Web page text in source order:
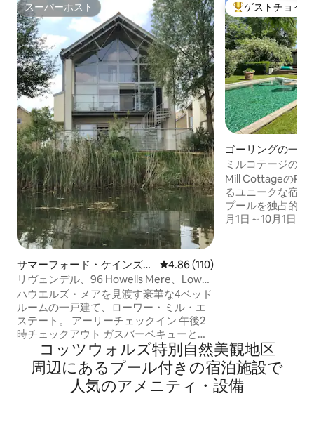
スーパーホスト
スーパーホスト
サマーフォード・ケインズの
一軒家
レビュー110件、5つ星中4.86つ
4.86 (110)
リヴェンデル、96 Howells Mere、Lower
Mill Estate
ハウエルズ・メアを見渡す豪華な4ベッド
ルームの一戸建て、ローワー・ミル・エ
ステート。 アーリーチェックイン 午後2
時チェックアウト ガスバーベキューと座
れるスペースがある3つの屋外プライベー
トデッキ。 8名様用の座席と薪を燃やす
暖炉を備えた広いラウンジ。最大10名様
が着席できるダイニングテーブル。設
大好評のゲスト
ゲストチョイス
ゴーリングの一軒
ミルコテージのプ
Mill Cottageの
るユニークな宿泊
プールを独占的に
月1日～10月1日、
屋外座席エリア
ックスできます。
コッツウォルズ特別自然美観地区
周⁠辺⁠にあ⁠るプ⁠ー⁠ル⁠付⁠き⁠の宿⁠泊⁠施⁠設⁠で
人⁠気⁠のア⁠メ⁠ニ⁠テ⁠ィ・設⁠備